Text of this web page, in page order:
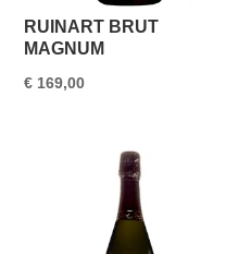
RUINART BRUT
MAGNUM
€ 169,00